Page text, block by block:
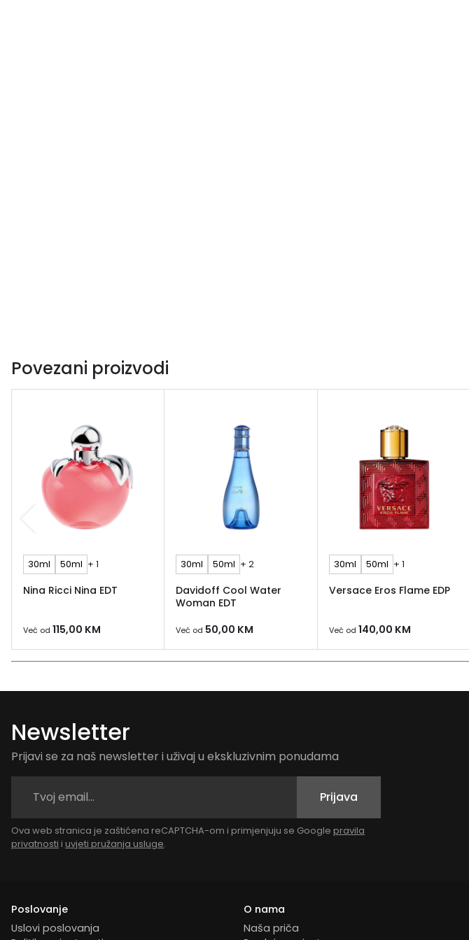
Povezani proizvodi
30ml 50ml + 1
Nina Ricci Nina EDT
Već od 115,00 KM
30ml 50ml + 2
Davidoff Cool Water
Woman EDT
Već od 50,00 KM
30ml 50ml + 1
Versace Eros Flame EDP
Već od 140,00 KM
Newsletter
Prijavi se za naš newsletter i uživaj u ekskluzivnim ponudama
Prijava
Ova web stranica je zaštićena reCAPTCHA-om i primjenjuju se Google pravila
privatnosti i uvjeti pružanja usluge.
Poslovanje
Uslovi poslovanja
O nama
Naša priča